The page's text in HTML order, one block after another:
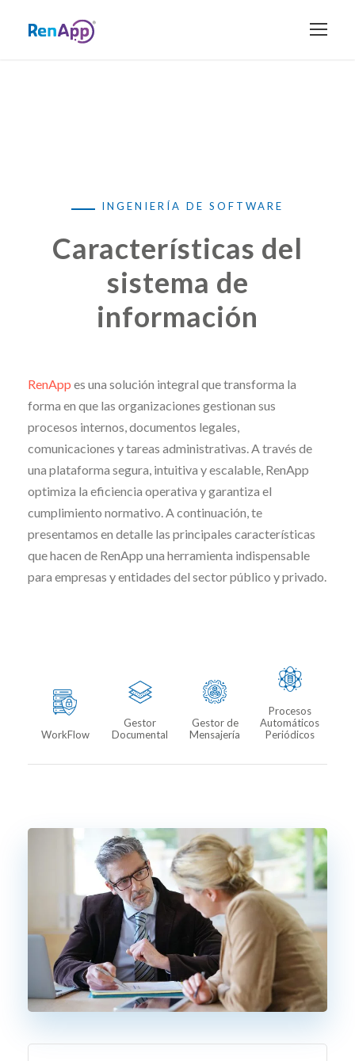
INGENIERÍA DE SOFTWARE
Características del
sistema de
información
RenApp es una solución integral que transforma la
forma en que las organizaciones gestionan sus
procesos internos, documentos legales,
comunicaciones y tareas administrativas. A través de
una plataforma segura, intuitiva y escalable, RenApp
optimiza la eficiencia operativa y garantiza el
cumplimiento normativo. A continuación, te
presentamos en detalle las principales características
que hacen de RenApp una herramienta indispensable
para empresas y entidades del sector público y privado.
WorkFlow
Gestor
Documental
Gestor de
Mensajería
Procesos
Automáticos
Periódicos